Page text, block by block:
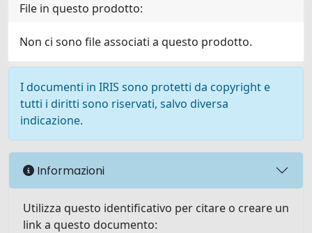
File in questo prodotto:
Non ci sono file associati a questo prodotto.
I documenti in IRIS sono protetti da copyright e
tutti i diritti sono riservati, salvo diversa
indicazione.
Informazioni
Utilizza questo identificativo per citare o creare un
link a questo documento: